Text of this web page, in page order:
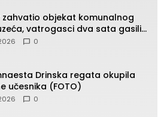
zahvatio objekat komunalnog
vatrogasci dva sata gasili
0
Drinska regata okupila
učesnika (FOTO)
0